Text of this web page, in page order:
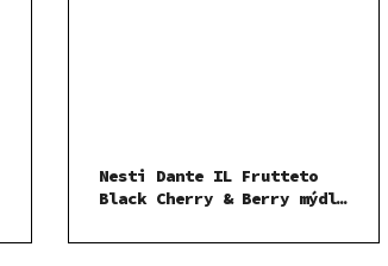
Nesti Dante IL Frutteto
Black Cherry & Berry mýdlo